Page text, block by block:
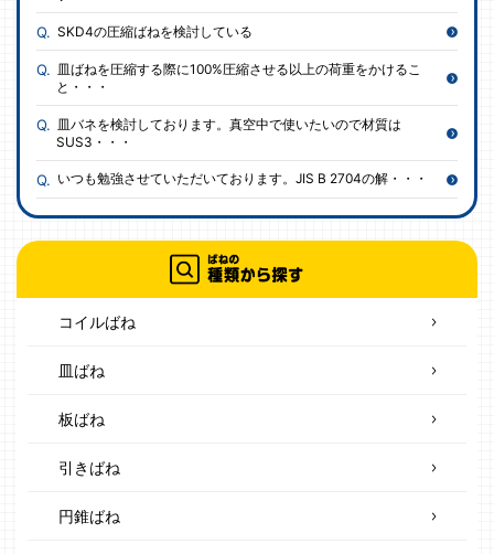
SKD4の圧縮ばねを検討している
皿ばねを圧縮する際に100%圧縮させる以上の荷重をかけるこ
と・・・
皿バネを検討しております。真空中で使いたいので材質は
SUS3・・・
いつも勉強させていただいております。JIS B 2704の解・・・
コイルばね
皿ばね
板ばね
引きばね
円錐ばね